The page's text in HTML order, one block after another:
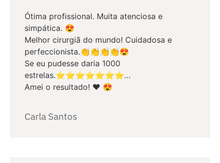
Ótima profissional. Muita atenciosa e
simpática. 😍
Melhor cirurgiã do mundo! Cuidadosa e
perfeccionista.👏👏👏👏😍
Se eu pudesse daria 1000
estrelas.⭐⭐⭐⭐⭐⭐⭐…
Amei o resultado! ❤️ 😍
Carla Santos